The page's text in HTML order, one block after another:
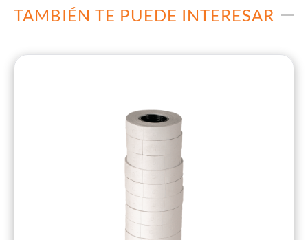
TAMBIÉN TE PUEDE INTERESAR